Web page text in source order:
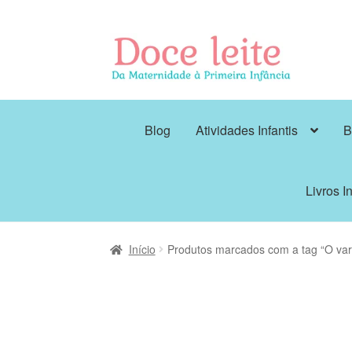
Pular
para
navegação
Pular
para
o
conteúdo
Blog
Atividades Infantis
Livros
Início Produtos marcados com a tag “O